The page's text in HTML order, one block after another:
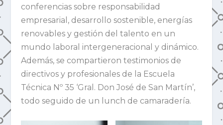
conferencias sobre responsabilidad
empresarial, desarrollo sostenible, energías
renovables y gestión del talento en un
mundo laboral intergeneracional y dinámico.
Además, se compartieron testimonios de
directivos y profesionales de la Escuela
Técnica Nº 35 ‘Gral. Don José de San Martín’,
todo seguido de un lunch de camaradería.